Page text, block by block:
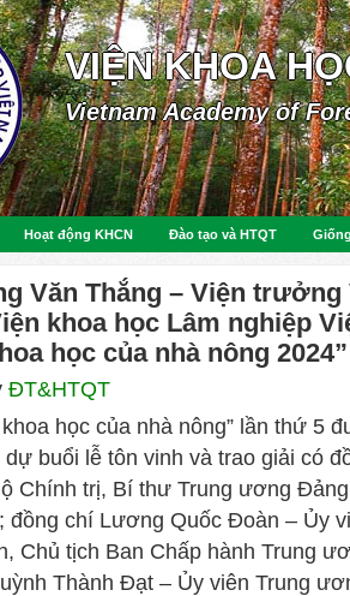
VIỆN KHOA
Vietnam Academy of
Hoạt động KHCN Đào tạo và HTQT
Văn Thắng – Viện
khoa học Lâm nghiệp
học của nhà nông 2024”
ĐT&HTQT
khoa học của nhà nông” lần thứ 5
buổi lễ tôn vinh và trao giải có
Chính trị, Bí thư Trung ương
đồng chí Lương Quốc Đoàn – Ủy
Chủ tịch Ban Chấp hành Trung
Thành Đạt – Ủy viên Trung